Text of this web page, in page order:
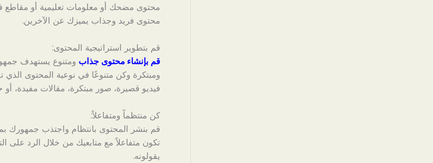
محتوى مضحك أو معلومات تعليمية أو مقاطع
محتوى فريد وجذاب يميزك عن الآخرين.
قم بتطوير استراتيجية المحتوى:
قم بإنشاء محتوى جذاب ومتنوع يستهدف
ومبتكرة وكن متنوعًا في نوعية المحتوى
فيديو قصيرة، صور مبتكرة، مقالات مفيدة،
كن منتظماً ومتفاعلاً:
قم بنشر المحتوى بانتظام واجتذب جمهورك
تكون متفاعلاً مع متابعيك من خلال الرد على
يقولونه.